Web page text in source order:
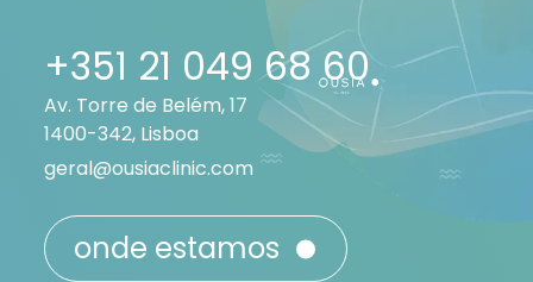
+351 21 049 68 60
Av. Torre de Belém, 17
1400-342, Lisboa
geral@ousiaclinic.com
onde estamos